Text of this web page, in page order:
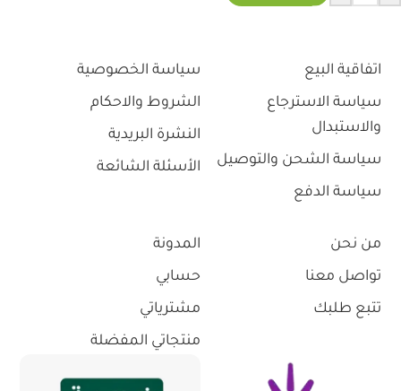
اتفاقية البيع
سياسة الاسترجاع
والاستبدال
سياسة الشحن والتوصيل
سياسة الدفع
سياسة الخصوصية
الشروط والاحكام
النشرة البريدية
الأسئلة الشائعة
من نحن
تواصل معنا
تتبع طلبك
المدونة
حسابي
مشترياتي
منتجاتي المفضلة